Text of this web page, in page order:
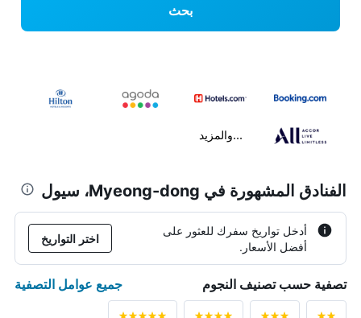
بحث
...والمزيد
الفنادق المشهورة في Myeong-dong، سيول
أدخل تواريخ سفرك للعثور على
أفضل الأسعار.
اختر التواريخ
تصفية حسب تصنيف النجوم جميع عوامل التصفية